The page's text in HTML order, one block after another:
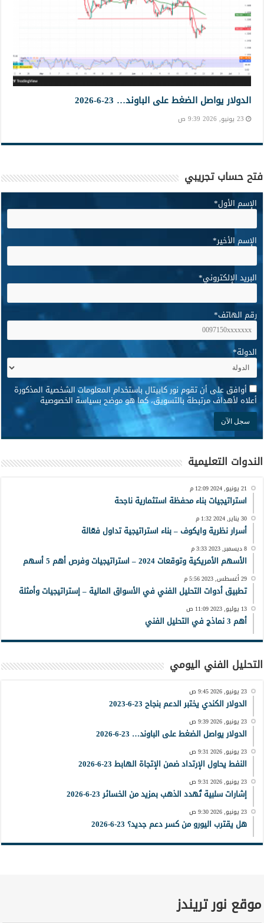
الدولار يواصل الضغط على الباوند… 23-6-2026
23 يونيو, 2026 9:39 ص
فتح حساب تجريبي
الإسم الأول*
الإسم الأخير*
البريد الإلكتروني*
رقم الهاتف*
الدولة*
* أوافق على أن تقوم نور كابيتال باستخدام المعلومات الشخصية المذكورة
أعلاه لأهداف مرتبطة بالتسويق، كما هو موضح بسياسة الخصوصية
الندوات التعليمية
21 يونيو, 2024 12:09 م
استراتيجيات بناء محفظة استثمارية ناجحة
30 يناير, 2024 1:32 م
أسرار نظرية وايكوف – بناء استراتيجية تداول فعّالة
8 ديسمبر, 2023 3:33 م
الأسهم الأمريكية وتوقعات 2024 – استراتيجيات وفرص أهم 5 أسهم
29 أغسطس, 2023 5:56 م
تطبيق أدوات التحليل الفني في الأسواق المالية – إستراتيجيات وأمثلة
13 يوليو, 2023 11:09 ص
أهم 3 نماذج في التحليل الفني
التحليل الفني اليومي
23 يونيو, 2026 9:45 ص
الدولار الكندي يختبر الدعم بنجاح 23-6-2023
23 يونيو, 2026 9:39 ص
الدولار يواصل الضغط على الباوند… 23-6-2026
23 يونيو, 2026 9:31 ص
النفط يحاول الإرتداد ضمن الإتجاة الهابط 23-6-2026
23 يونيو, 2026 9:31 ص
إشارات سلبية تُهدد الذهب بمزيد من الخسائر 23-6-2026
23 يونيو, 2026 9:30 ص
هل يقترب اليورو من كسر دعم جديد؟ 23-6-2026
موقع نور تريندز